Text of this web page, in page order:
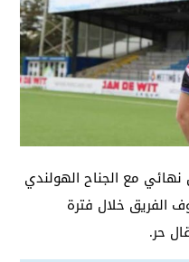
مع الجناح الهولندي
الفريق خلال فترة
حر.